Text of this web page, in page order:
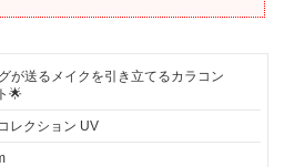
が送るメイクを引き立てるカラコン
🌟
レクション UV